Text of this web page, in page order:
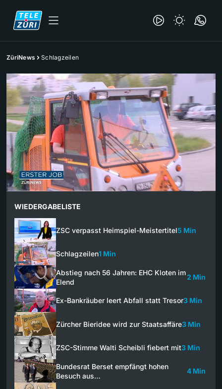
ZüriNews Schlagzeilen
WIEDERGABELISTE
ZSC verpasst Heimspiel-Meistertitel5 Min
Schlagzeilen1 Min
Abstieg nach 56 Jahren: EHC Kloten im
Elend
2 Min
Ex-Bankräuber leert Abfall statt Tresor3 Min
Zürcher Bieridee wird zur Staatsaffäre3 Min
ZSC-Stimme Walti Scheibli fiebert mit3 Min
Bundesrat Berset empfängt hohen
Besuch aus…
4 Min